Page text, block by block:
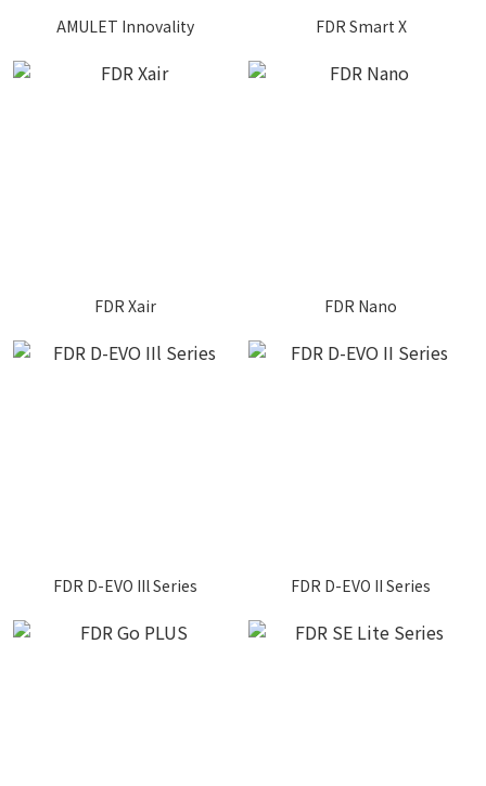
AMULET Innovality FDR Smart X
FDR Xair FDR Nano
FDR D-EVO IIl Series FDR D-EVO II Series